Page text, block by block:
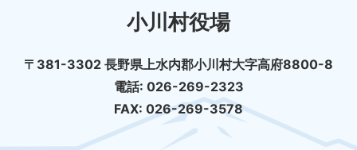
小川村役場
〒381-3302 長野県上水内郡小川村大字高府8800-8
電話: 026-269-2323
FAX: 026-269-3578